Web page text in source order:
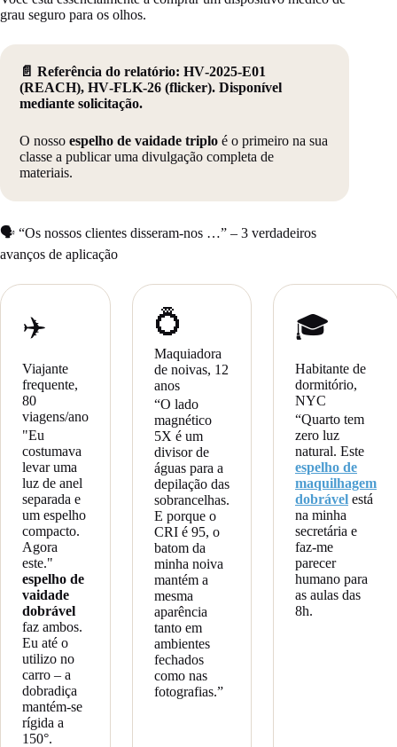
grau seguro para os olhos.
📄 Referência do relatório: HV‑2025‑E01
(REACH), HV‑FLK‑26 (flicker). Disponível
mediante solicitação.
O nossoespelho de vaidade triplo é o primeiro na sua
classe a publicar uma divulgação completa de
materiais.
🗣️ “Os nossos clientes disseram-nos …” – 3 verdadeiros
avanços de aplicação
✈️
Viajante
frequente,
80
viagens/ano
"Eu
costumava
levar uma
luz de anel
separada e
um espelho
compacto.
Agora
este."
espelho de
vaidade
dobrável
faz ambos.
Eu até o
utilizo no
carro – a
dobradiça
mantém-se
rígida a
150°.
💍
Maquiadora
de noivas, 12
anos
“O lado
magnético
5X é um
divisor de
águas para a
depilação das
sobrancelhas.
E porque o
CRI é 95, o
batom da
minha noiva
mantém a
mesma
aparência
tanto em
ambientes
fechados
como nas
fotografias.”
🎓
Habitante de
dormitório,
NYC
“Quarto tem
zero luz
natural. Este
espelho de
maquilhagem
dobrável está
na minha
secretária e
faz-me
parecer
humano para
as aulas das
8h.